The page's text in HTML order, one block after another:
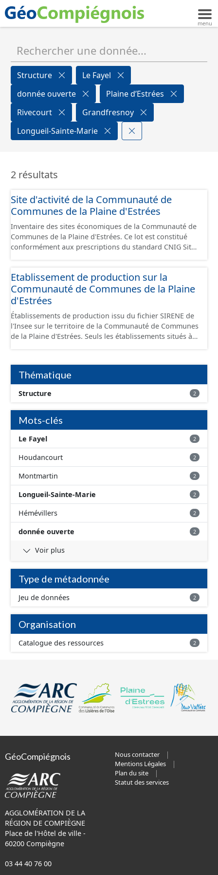
Structure
Le Fayel
donnée ouverte
Plaine d’Estrées
Rivecourt
Grandfresnoy
Longueil-Sainte-Marie
2 résultats
Site d'activité de la Communauté de
Communes de la Plaine d'Estrées
Inventaire des sites économiques de la Communauté de
Communes de la Plaine d'Estrées. Ce lot est constitué
conformément aux prescriptions du standard CNIG Sites
Etablissement de production sur la
Communauté de Communes de la Plaine
d'Estrées
Établissements de production issu du fichier SIRENE de
l'Insee sur le territoire de la Communauté de Communes
de la Plaine d'Estrées. Seuls les établissements situés à
conformément aux prescriptions du standard CNIG Sites
Économiques. Ce lot ne contient pas la référence aux
terrains à vocation économique à ce jour. Il est filtré au-
delà des prescriptions du CNIG se limitant aux SCI.
Thématique
Structure 2
Mots-clés
Le Fayel 2
Houdancourt 2
Montmartin 2
Longueil-Sainte-Marie 2
Hémévillers 2
donnée ouverte 2
Voir plus
Type de métadonnée
Jeu de données 2
Organisation
Catalogue des ressources 2
GéoCompiégnois
AGGLOMÉRATION DE LA
RÉGION DE COMPIÈGNE
Place de l'Hôtel de ville -
60200 Compiègne
03 44 40 76 00
Nous contacter
Mentions Légales
Plan du site
Statut des services